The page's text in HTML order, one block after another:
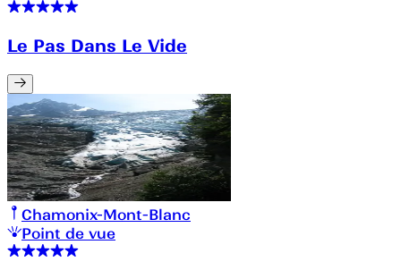
Le Pas Dans Le Vide
Chamonix-Mont-Blanc
Point de vue